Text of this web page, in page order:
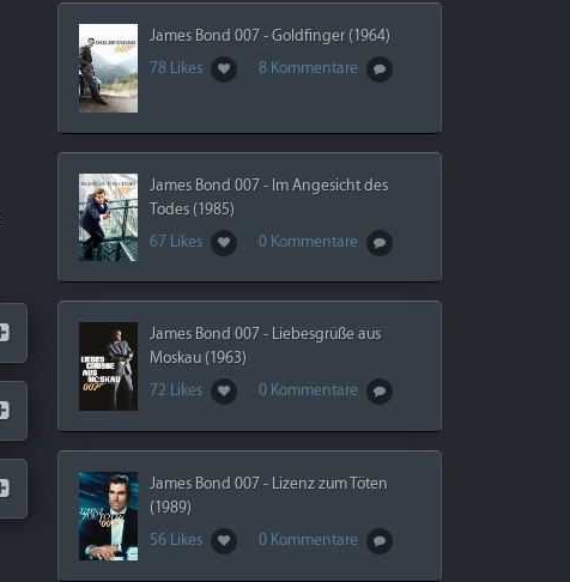
James Bond 007 - Goldfinger (1964)
78 Likes
8 Kommentare
James Bond 007 - Im Angesicht des
Todes (1985)
67 Likes
0 Kommentare
James Bond 007 - Liebesgrüße aus
Moskau (1963)
72 Likes
0 Kommentare
James Bond 007 - Lizenz zum Töten
(1989)
56 Likes
0 Kommentare